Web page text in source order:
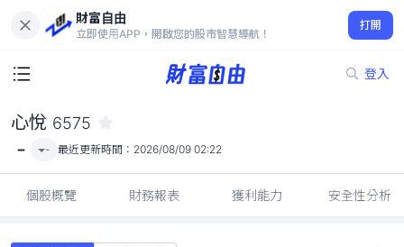
財富自由
立即使用APP，開啟您的股市智慧導航！
打開
登入
-
心悅 6575
- - 最近更新時間： 2026/08/09 02:22
個股概覽 財務報表 獲利能力 安全性分析